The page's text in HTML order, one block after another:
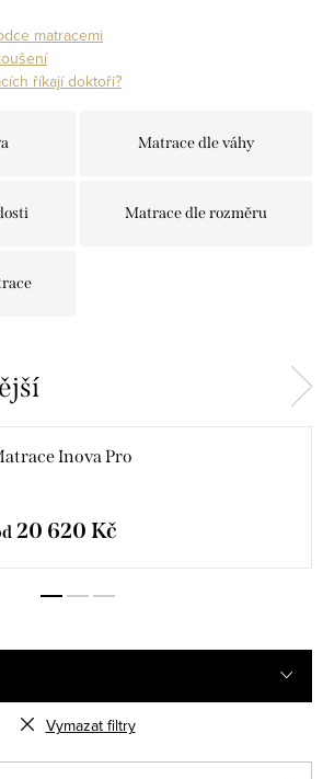
matracemi
říkají doktoři?
Matrace dle váhy
Matrace dle rozměru
Inova Pro
20 620 Kč
Vymazat filtry